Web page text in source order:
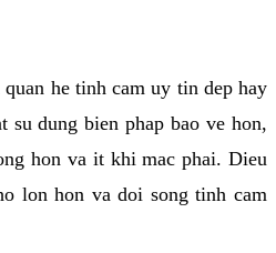
he tinh cam uy tin dep hay
su dung bien phap bao ve hon,
hon va it khi mac phai. Dieu
lon hon va doi song tinh cam